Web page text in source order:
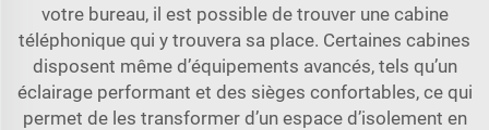
votre bureau, il est possible de trouver une cabine
téléphonique qui y trouvera sa place. Certaines cabines
disposent même d’équipements avancés, tels qu’un
éclairage performant et des sièges confortables, ce qui
permet de les transformer d’un espace d’isolement en